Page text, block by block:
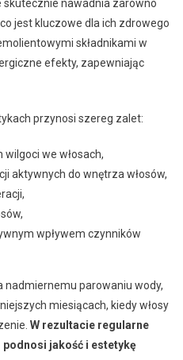
skutecznie nawadnia zarówno
jest kluczowe dla ich zdrowego
składnikami w
efekty, zapewniając
przynosi szereg zalet:
we włosach,
aktywnych do wnętrza włosów,
wpływem czynników
nadmiernemu parowaniu wody,
miesiącach, kiedy włosy
W rezultacie regularne
jakość i estetykę